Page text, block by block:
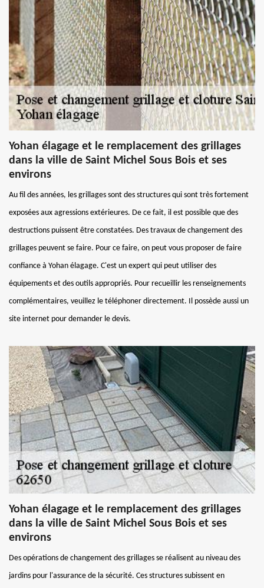
Yohan élagage et le remplacement des grillages
dans la ville de Saint Michel Sous Bois et ses
environs
Au fil des années, les grillages sont des structures qui sont très fortement
exposées aux agressions extérieures. De ce fait, il est possible que des
destructions puissent être constatées. Des travaux de changement des
grillages peuvent se faire. Pour ce faire, on peut vous proposer de faire
confiance à Yohan élagage. C'est un expert qui peut utiliser des
équipements et des outils appropriés. Pour recueillir les renseignements
complémentaires, veuillez le téléphoner directement. Il possède aussi un
site internet pour demander le devis.
Yohan élagage et le remplacement des grillages
dans la ville de Saint Michel Sous Bois et ses
environs
Des opérations de changement des grillages se réalisent au niveau des
jardins pour l'assurance de la sécurité. Ces structures subissent en